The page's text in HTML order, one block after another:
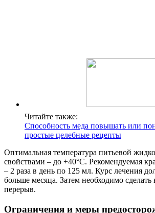
Читайте также:
Способность меда повышать или
простые целебные рецепты
Оптимальная температура питьевой
свойствами – до +40°С. Рекомендуемая
– 2 раза в день по 125 мл. Курс лечения
больше месяца. Затем необходимо сделать
перерыв.
Ограничения и меры